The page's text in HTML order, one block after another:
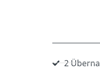
2